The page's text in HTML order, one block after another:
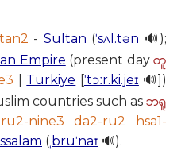
- Sultan (ˈsʌl.tən 🔊);
Empire (present dayတူ
Türkiye [ˈtɔːr.ki.jeɪ 🔊])
countries such as ဘရူ
ru2-nine3 da2-ru2 hsa1-
( ˌbruˈnaɪ 🔊).